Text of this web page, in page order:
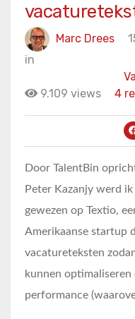
Marc Drees
in
9.109 views
4
Door TalentBin
Peter Kazanjy werd ik
gewezen op Textio,
Amerikaanse startup
vacatureteksten
kunnen optimaliseren
performance